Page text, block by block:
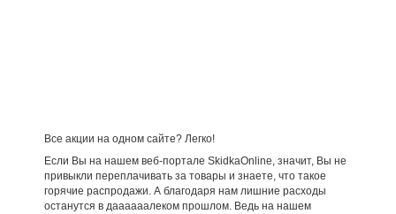
Все акции на одном сайте? Легко!
Если Вы на нашем веб-портале SkidkaOnline, значит, Вы не
привыкли переплачивать за товары и знаете, что такое
горячие распродажи. А благодаря нам лишние расходы
останутся в даааааалеком прошлом. Ведь на нашем